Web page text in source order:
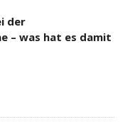
der
– was hat es damit